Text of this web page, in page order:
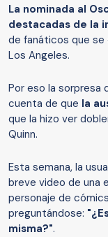
La nominada al
destacadas de la
de fanáticos que se
Los Angeles.
Por eso la sorpresa
cuenta de que la
que la hizo ver
Quinn.
Esta semana, la
breve video de una
personaje de
preguntándose:
misma?".